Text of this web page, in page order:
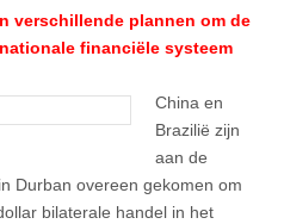
verschillende plannen om de
financiële systeem
China en
Brazilië zijn
aan de
Durban overeen gekomen om
bilaterale handel in het